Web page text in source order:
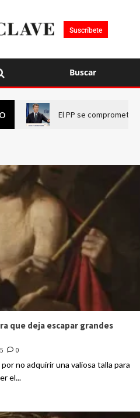
Suscríbete
Buscar
El PP se compromete
que deja escapar grandes
0
no adquirir una valiosa talla para
el...